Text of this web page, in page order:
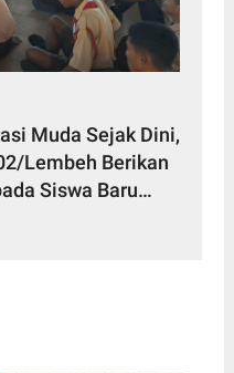
Muda Sejak Dini,
Lembeh Berikan
Siswa Baru
MPLS